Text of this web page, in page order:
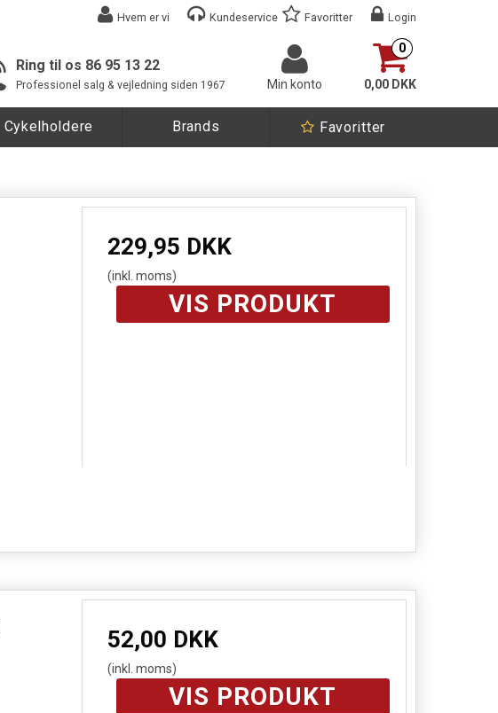
Hvem er vi Kundeservice Favoritter Login
Ring til os 86 95 13 22
Professionel salg & vejledning siden 1967 Min konto 0,00 DKK
0
Cykelholdere Brands Favoritter
229,95 DKK
(inkl. moms)
VIS PRODUKT
52,00 DKK
(inkl. moms)
VIS PRODUKT